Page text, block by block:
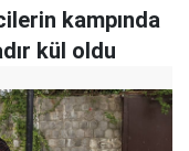
kampında
kül oldu